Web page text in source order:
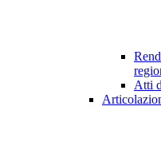
Atti